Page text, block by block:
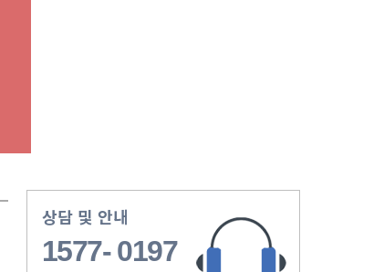
상담 및 안내
1577- 0197